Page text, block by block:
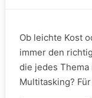
Ob leichte Kost
immer den
die jedes
Multitasking?